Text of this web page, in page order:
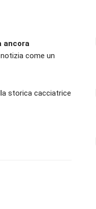
ancora
come un
storica cacciatrice